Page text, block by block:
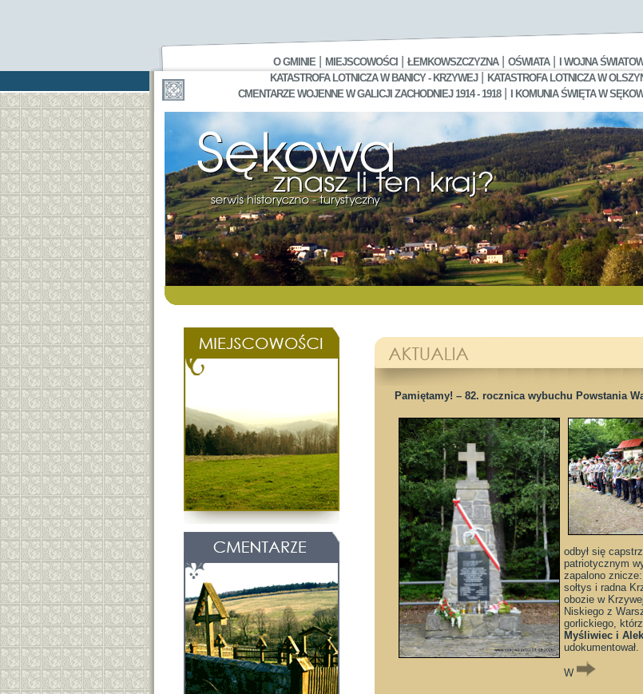
O GMINIE MIEJSCOWOŚCI ŁEMKOWSZCZYZNA| OŚWIATA| I WOJNA
KATASTROFA LOTNICZA W BANICY - KRZYWEJ| KATASTROFA LOTNICZA W
CMENTARZE WOJENNE W GALICJI ZACHODNIEJ 1914 - 1918| I KOMUNIA ŚWIĘTA W
Pamiętamy! – 82. rocznica wybuchu Powstania
odbył się
patriotycznym
zapalono
sołtys i radna
obozie w
Niskiego z
gorlickiego,
Myśliwiec i
udokumentował.
W